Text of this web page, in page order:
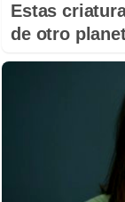
Estas
de otro